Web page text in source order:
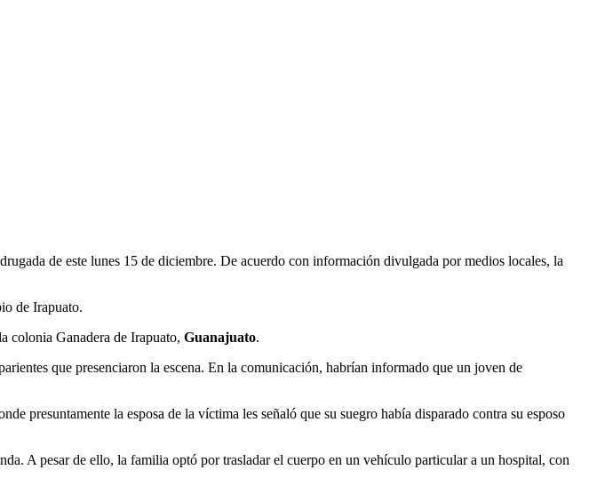
de este lunes 15 de diciembre. De acuerdo con información divulgada por medios locales, la
de Irapuato.
colonia Ganadera de Irapuato, Guanajuato.
que presenciaron la escena. En la comunicación, habrían informado que un joven de
presuntamente la esposa de la víctima les señaló que su suegro había disparado contra su esposo
A pesar de ello, la familia optó por trasladar el cuerpo en un vehículo particular a un hospital, con